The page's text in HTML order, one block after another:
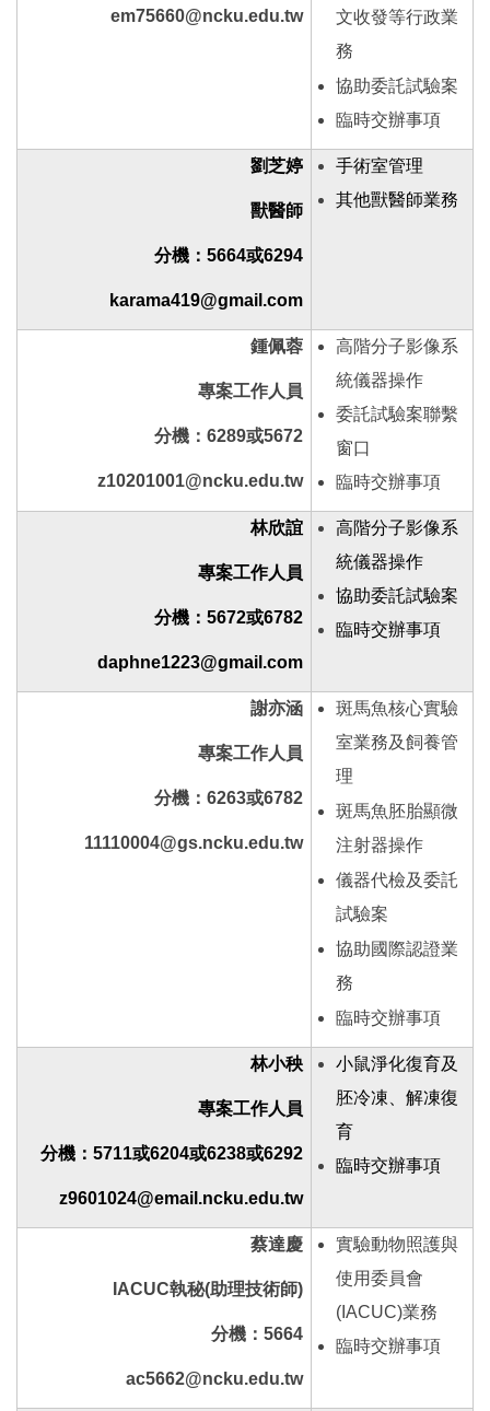
em75660@ncku.edu.tw
文收發等行政業
務
協助委託試驗案
臨時交辦事項
劉芝婷
獸醫師
分機：5664或6294
karama419@gmail.com
手術室管理
其他獸醫師業務
鍾佩蓉
專案工作人員
分機：6289或5672
z10201001@ncku.edu.tw
高階分子影像系
統儀器操作
委託試驗案聯繫
窗口
臨時交辦事項
林欣誼
專案工作人員
分機：5672或6782
daphne1223@gmail.com
高階分子影像系
統儀器操作
協助委託試驗案
臨時交辦事項
謝亦涵
專案工作人員
分機：6263或6782
11110004@gs.ncku.edu.tw
斑馬魚核心實驗
室業務及飼養管
理
斑馬魚胚胎顯微
注射器操作
儀器代檢及委託
試驗案
協助國際認證業
務
臨時交辦事項
林小秧
專案工作人員
分機：5711或6204或6238或6292
z9601024@email.ncku.edu.tw
小鼠淨化復育及
胚冷凍、解凍復
育
臨時交辦事項
蔡達慶
IACUC執秘(助理技術師)
分機：5664
ac5662@ncku.edu.tw
實驗動物照護與
使用委員會
(IACUC)業務
臨時交辦事項